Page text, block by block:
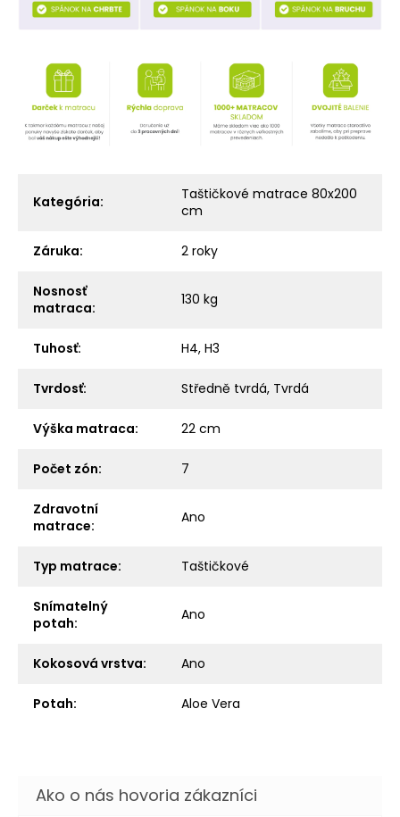
Kategória:
Taštičkové matrace 80x200
cm
Záruka: 2 roky
Nosnosť
matraca: 130 kg
Tuhosť: H4, H3
Tvrdosť: Středně tvrdá, Tvrdá
Výška matraca: 22 cm
Počet zón: 7
Zdravotní
matrace: Ano
Typ matrace: Taštičkové
Snímatelný
potah: Ano
Kokosová vrstva: Ano
Potah: Aloe Vera